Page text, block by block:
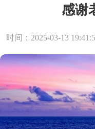
感谢
时间：2025-03-13